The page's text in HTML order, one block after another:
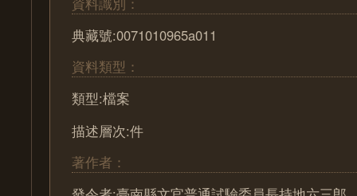
典藏號:0071010965a011
資料類型：
類型:檔案
描述層次:件
著作者：